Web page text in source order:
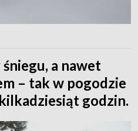
a nawet
– tak w pogodzie
godzin.